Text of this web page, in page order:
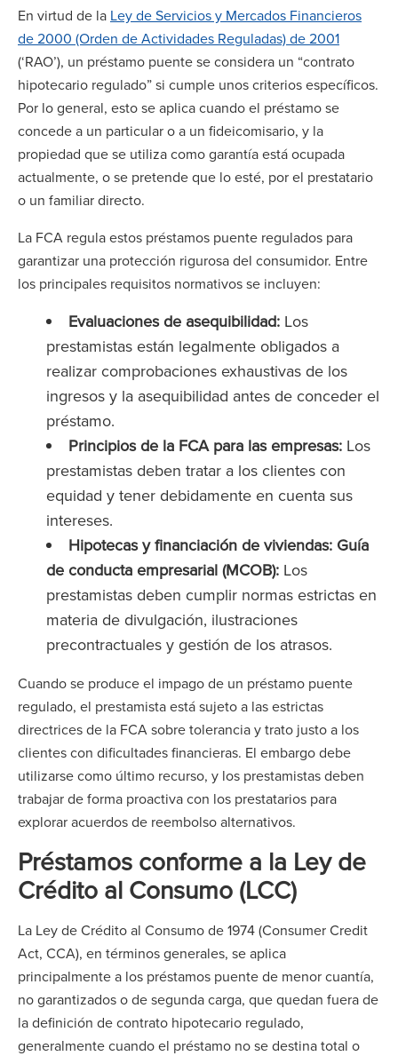
En virtud de la Ley de Servicios y Mercados Financieros
de 2000 (Orden de Actividades Reguladas) de 2001
(‘RAO’), un préstamo puente se considera un “contrato
hipotecario regulado” si cumple unos criterios específicos.
Por lo general, esto se aplica cuando el préstamo se
concede a un particular o a un fideicomisario, y la
propiedad que se utiliza como garantía está ocupada
actualmente, o se pretende que lo esté, por el prestatario
o un familiar directo.
La FCA regula estos préstamos puente regulados para
garantizar una protección rigurosa del consumidor. Entre
los principales requisitos normativos se incluyen:
Evaluaciones de asequibilidad: Los
prestamistas están legalmente obligados a
realizar comprobaciones exhaustivas de los
ingresos y la asequibilidad antes de conceder el
préstamo.
Principios de la FCA para las empresas: Los
prestamistas deben tratar a los clientes con
equidad y tener debidamente en cuenta sus
intereses.
Hipotecas y financiación de viviendas: Guía
de conducta empresarial (MCOB): Los
prestamistas deben cumplir normas estrictas en
materia de divulgación, ilustraciones
precontractuales y gestión de los atrasos.
Cuando se produce el impago de un préstamo puente
regulado, el prestamista está sujeto a las estrictas
directrices de la FCA sobre tolerancia y trato justo a los
clientes con dificultades financieras. El embargo debe
utilizarse como último recurso, y los prestamistas deben
trabajar de forma proactiva con los prestatarios para
explorar acuerdos de reembolso alternativos.
Préstamos conforme a la Ley de
Crédito al Consumo (LCC)
La Ley de Crédito al Consumo de 1974 (Consumer Credit
Act, CCA), en términos generales, se aplica
principalmente a los préstamos puente de menor cuantía,
no garantizados o de segunda carga, que quedan fuera de
la definición de contrato hipotecario regulado,
generalmente cuando el préstamo no se destina total o